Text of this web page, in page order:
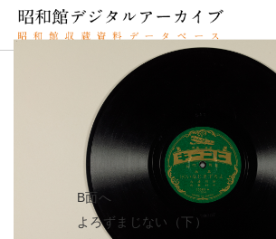
SPレコード
ヨロズマジナイ
資料番号：SPH11MK020985A
よろずまじない（上）
B面へ
よろずまじない（下）